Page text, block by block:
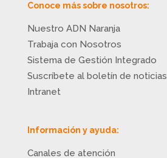
Conoce más sobre nosotros:
Nuestro ADN Naranja
Trabaja con Nosotros
Sistema de Gestión Integrado
Suscríbete al boletín de noticias
Intranet
Información y ayuda:
Canales de atención